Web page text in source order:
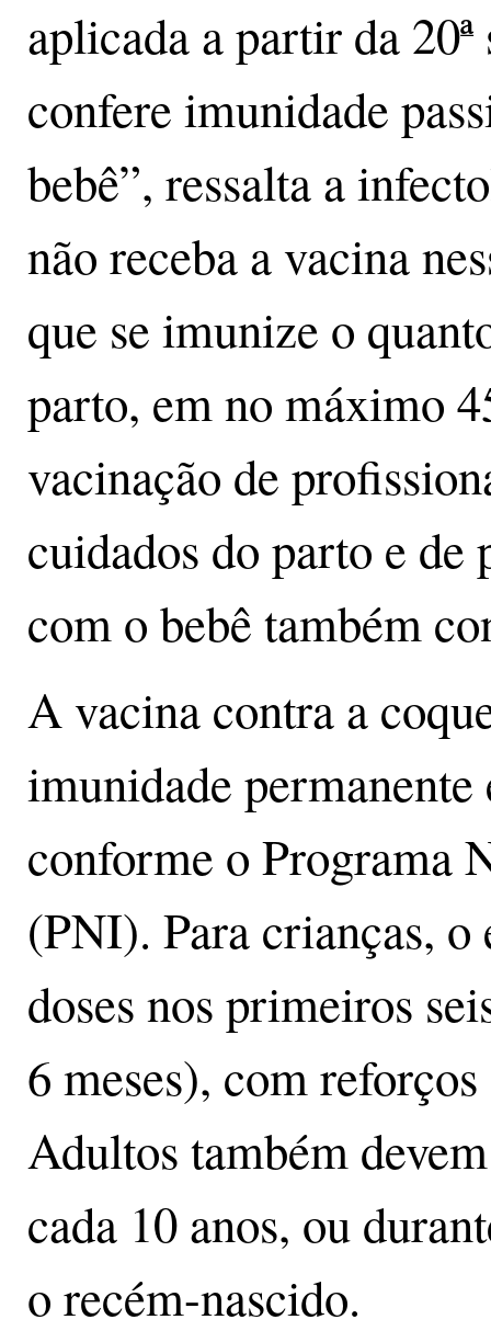
aplicada a partir da 20ª
confere imunidade
bebê”, ressalta a
não receba a vacina
que se imunize o
parto, em no máximo
vacinação de
cuidados do parto e de
com o bebê também
A vacina contra a
imunidade
conforme o Programa
(PNI). Para crianças,
doses nos primeiros
6 meses), com reforços
Adultos também
cada 10 anos, ou
o recém-nascido.